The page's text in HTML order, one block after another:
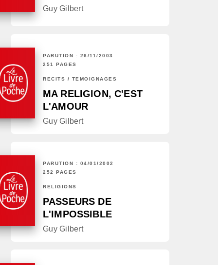
Guy Gilbert
PARUTION : 26/11/2003
251 PAGES
RÉCITS / TÉMOIGNAGES
MA RELIGION, C'EST
L'AMOUR
Guy Gilbert
PARUTION : 04/01/2002
252 PAGES
RELIGIONS
PASSEURS DE
L'IMPOSSIBLE
Guy Gilbert